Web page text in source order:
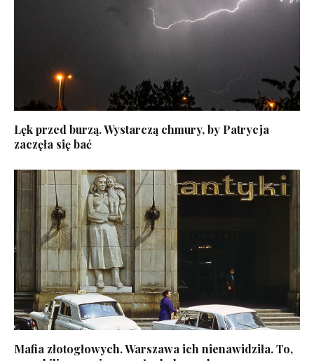
Lęk przed burzą. Wystarczą chmury, by Patrycja
zaczęła się bać
Mafia złotogłowych. Warszawa ich nienawidziła. To,